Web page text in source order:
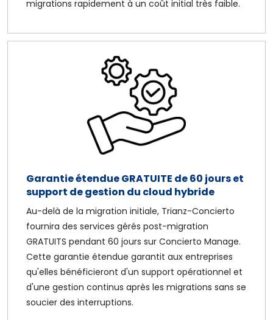
migrations rapidement à un coût initial très faible.
Garantie étendue GRATUITE de 60 jours et
support de gestion du cloud hybride
Au-delà de la migration initiale, Trianz-Concierto
fournira des services gérés post-migration
GRATUITS pendant 60 jours sur Concierto Manage.
Cette garantie étendue garantit aux entreprises
qu'elles bénéficieront d'un support opérationnel et
d'une gestion continus après les migrations sans se
soucier des interruptions.